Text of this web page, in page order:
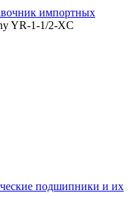
импортных
YR-1-1/2-XC
подшипники и их